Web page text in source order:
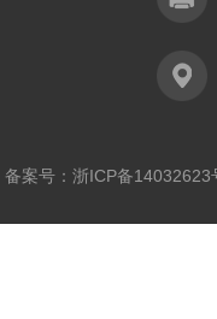
案号： 浙ICP备14032623